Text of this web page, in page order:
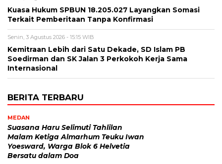
Kuasa Hukum SPBUN 18.205.027 Layangkan Somasi
Terkait Pemberitaan Tanpa Konfirmasi
Senin, 3 Agustus 2026 - 15:15 WIB
Kemitraan Lebih dari Satu Dekade, SD Islam PB
Soedirman dan SK Jalan 3 Perkokoh Kerja Sama
Internasional
BERITA TERBARU
MEDAN
Suasana Haru Selimuti Tahlilan
Malam Ketiga Almarhum Teuku Iwan
Yoesward, Warga Blok 6 Helvetia
Bersatu dalam Doa